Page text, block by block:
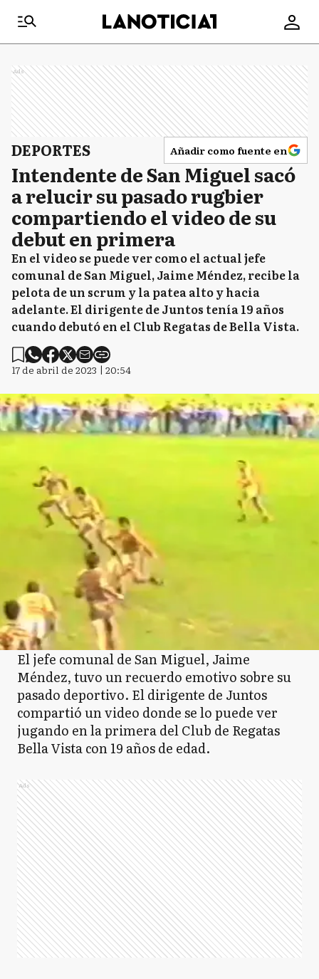
Ads
DEPORTES Añadir como fuente en
Intendente de San Miguel sacó
a relucir su pasado rugbier
compartiendo el video de su
debut en primera
En el video se puede ver como el actual jefe
comunal de San Miguel, Jaime Méndez, recibe la
pelota de un scrum y la patea alto y hacia
adelante. El dirigente de Juntos tenía 19 años
cuando debutó en el Club Regatas de Bella Vista.
17 de abril de 2023 | 20:54
El jefe comunal de San Miguel, Jaime
Méndez, tuvo un recuerdo emotivo sobre su
pasado deportivo. El dirigente de Juntos
compartió un video donde se lo puede ver
jugando en la primera del Club de Regatas
Bella Vista con 19 años de edad.
Ads